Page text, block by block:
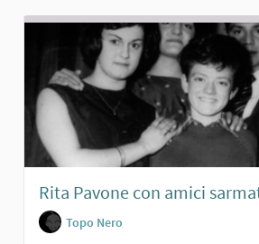
Rita Pavone con amici
Topo Nero